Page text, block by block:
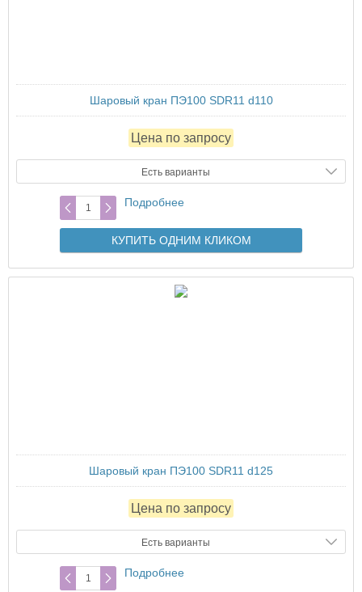
Шаровый кран ПЭ100 SDR11 d110
Цена по запросу
Есть варианты
Подробнее
КУПИТЬ ОДНИМ КЛИКОМ
Шаровый кран ПЭ100 SDR11 d125
Цена по запросу
Есть варианты
Подробнее